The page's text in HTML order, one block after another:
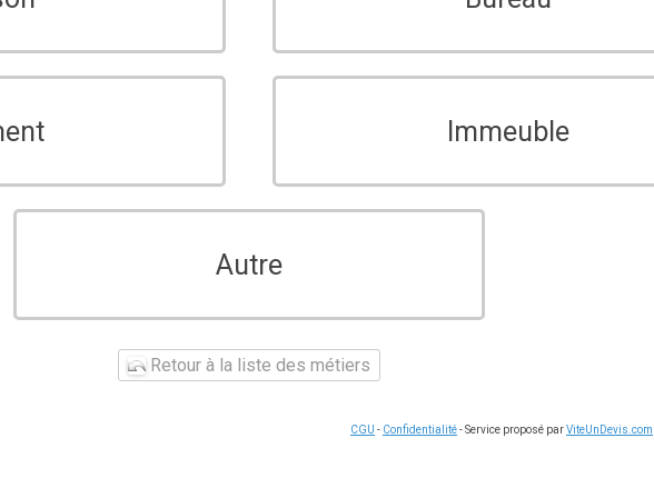
Immeuble
Autre
Retour à la liste des métiers
CGU - Confidentialité- Service proposé parViteUnDevis.com